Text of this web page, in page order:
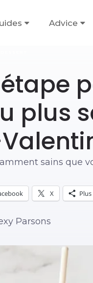
Advice
plus
sains que
X Plus
Parsons